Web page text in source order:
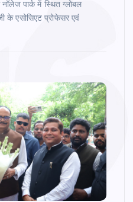
पार्क में स्थित ग्लोबल
के एसोसिएट प्रोफेसर एवं